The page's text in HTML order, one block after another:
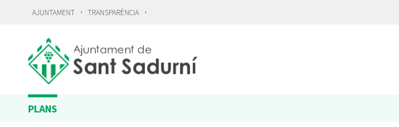
AJUNTAMENT · TRANSPARÈNCIA ·
PLANS